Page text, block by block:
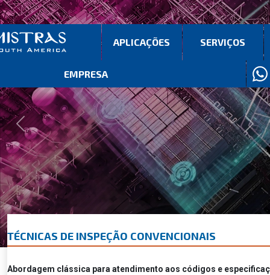
Previous Next
APLICAÇÕES SERVIÇOS
EMPRESA
TÉCNICAS DE INSPEÇÃO CONVENCIONAIS
Abordagem clássica para atendimento aos códigos e